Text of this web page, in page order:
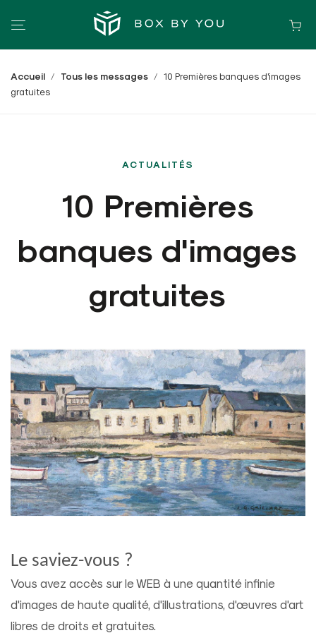
Accueil Tous les messages
10 Premières banques d'images
gratuites
ACTUALITÉS
10 Premières
banques d'images
gratuites
Le saviez-vous ?
Vous avez accès sur le WEB à une quantité infinie
d'images de haute qualité, d'illustrations, d'œuvres d'art
libres de droits et gratuites.